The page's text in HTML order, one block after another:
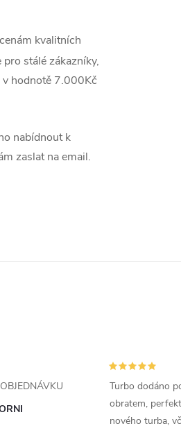
kvalitních
stálé zákazníky,
v hodnotě 7.000Kč
nabídnout k
zaslat na email.
Turbo dodáno
obratem,
nového turba,